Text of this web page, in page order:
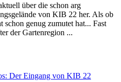
über die schon arg
von KIB 22 her. Als ob
genug zumutet hat... Fast
der Gartenregion ...
Der Eingang von KIB 22